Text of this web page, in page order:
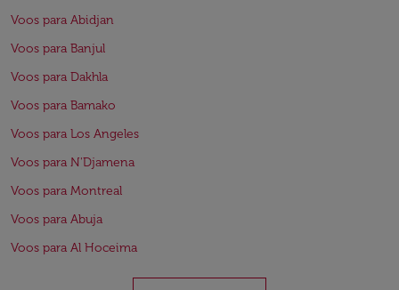
Voos para Abidjan
Voos para Banjul
Voos para Dakhla
Voos para Bamako
Voos para Los Angeles
Voos para N'Djamena
Voos para Montreal
Voos para Abuja
Voos para Al Hoceima